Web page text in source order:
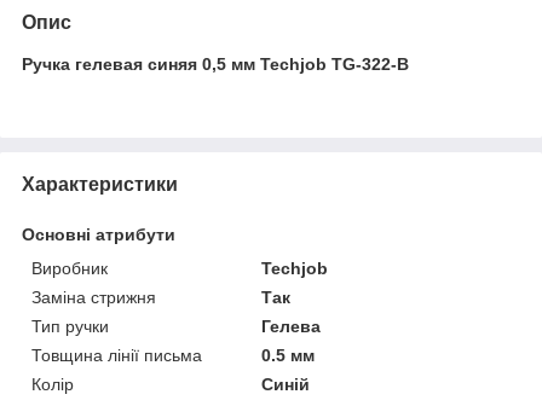
Опис
Ручка гелевая синяя 0,5 мм Techjob TG-322-B
Характеристики
Основні атрибути
Виробник
Techjob
Заміна стрижня
Так
Тип ручки
Гелева
Товщина лінії письма
0.5 мм
Колір
Синій